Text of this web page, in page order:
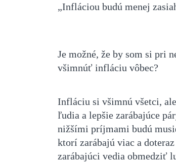
„Infláciou budú menej
Je možné, že by som si pri
všimnúť infláciu vôbec?
Infláciu si všimnú všetci,
ľudia a lepšie zarábajúce
nižšími príjmami budú
ktorí zarábajú viac a
zarábajúci vedia obmedziť